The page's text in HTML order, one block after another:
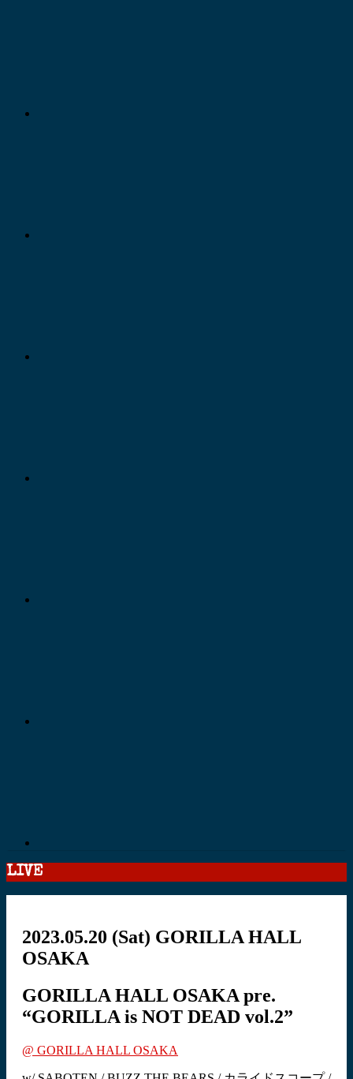
LIVE
2023.05.20 (Sat) GORILLA HALL
OSAKA
GORILLA HALL OSAKA pre.
“GORILLA is NOT DEAD vol.2”
@ GORILLA HALL OSAKA